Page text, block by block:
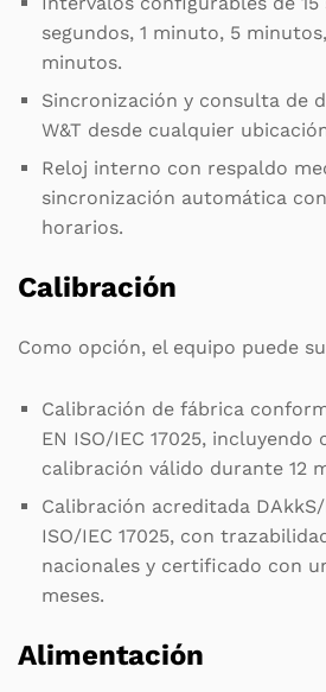
segundos, 1 minuto, 5
minutos.
Sincronización y consulta de
W&T desde cualquier
Reloj interno con respaldo
sincronización automática
horarios.
Calibración
Como opción, el equipo puede
Calibración de fábrica
EN ISO/IEC 17025,
calibración válido durante 12
Calibración acreditada
ISO/IEC 17025, con
nacionales y certificado con
meses.
Alimentación